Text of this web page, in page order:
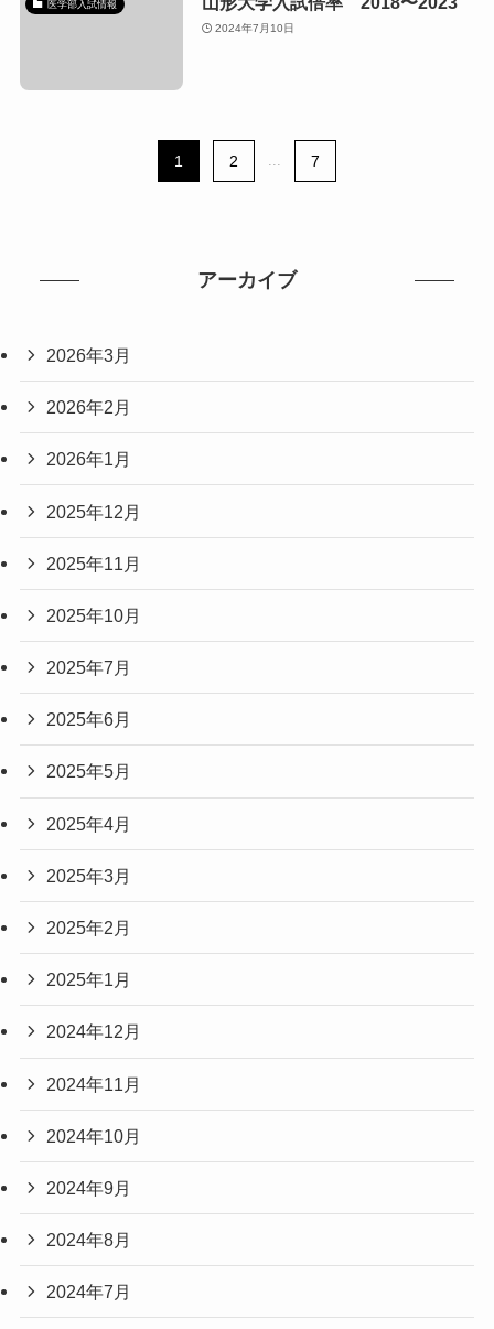
医学部入試情報
2024年7月10日
1 2 7
アーカイブ
2026年3月
2026年2月
2026年1月
2025年12月
2025年11月
2025年10月
2025年7月
2025年6月
2025年5月
2025年4月
2025年3月
2025年2月
2025年1月
2024年12月
2024年11月
2024年10月
2024年9月
2024年8月
2024年7月